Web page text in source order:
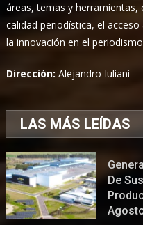
áreas, temas y
calidad periodística, el
la innovación en el
Dirección:Alejandro Iuliani
LAS MÁS LEÍDAS
De